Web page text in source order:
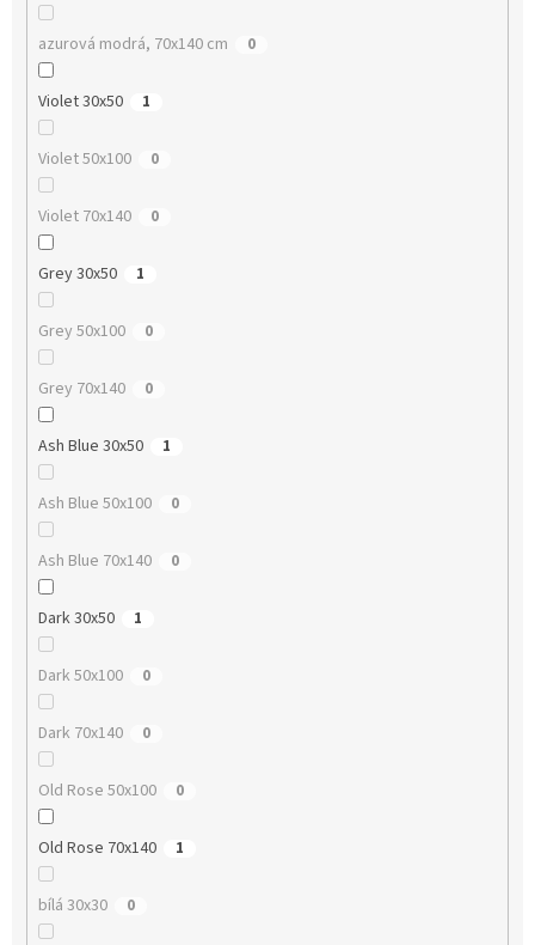
azurová modrá, 70x140 cm 0
Violet 30x50 1
Violet 50x100 0
Violet 70x140 0
Grey 30x50 1
Grey 50x100 0
Grey 70x140 0
Ash Blue 30x50 1
Ash Blue 50x100 0
Ash Blue 70x140 0
Dark 30x50 1
Dark 50x100 0
Dark 70x140 0
Old Rose 50x100 0
Old Rose 70x140 1
bílá 30x30 0